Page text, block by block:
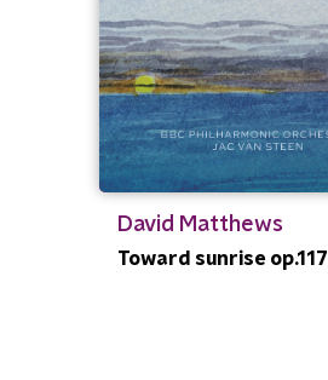
David Matthews
Toward sunrise op.117